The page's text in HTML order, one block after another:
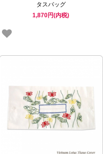
タスバッグ
1,870円(内税)